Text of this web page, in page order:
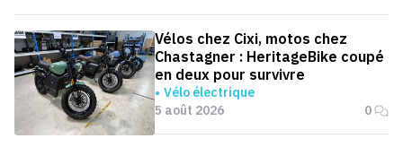
Vélos chez Cixi, motos chez
Chastagner : HeritageBike coupé
en deux pour survivre
Vélo électrique
5 août 2026
0